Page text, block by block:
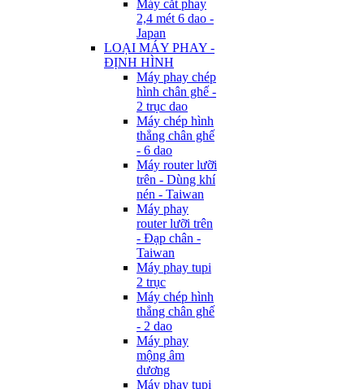
Máy cắt phay
2,4 mét 6 dao -
Japan
LOẠI MÁY PHAY -
ĐỊNH HÌNH
Máy phay chép
hình chân ghế -
2 trục dao
Máy chép hình
thẳng chân ghế
- 6 dao
Máy router lưỡi
trên - Dùng khí
nén - Taiwan
Máy phay
router lưỡi trên
- Đạp chân -
Taiwan
Máy phay tupi
2 trục
Máy chép hình
thẳng chân ghế
- 2 dao
Máy phay
mộng âm
dương
Máy phay tupi